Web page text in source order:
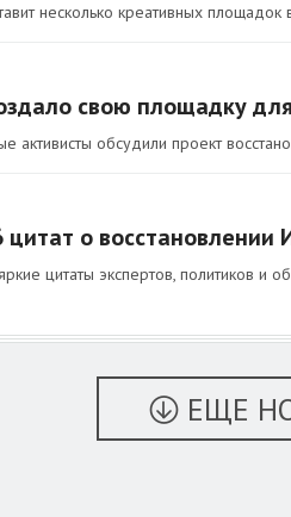
несколько креативных площадок
свою площадку
активисты обсудили проект
о восстановлении
цитаты экспертов, политиков и
ЕЩЕ